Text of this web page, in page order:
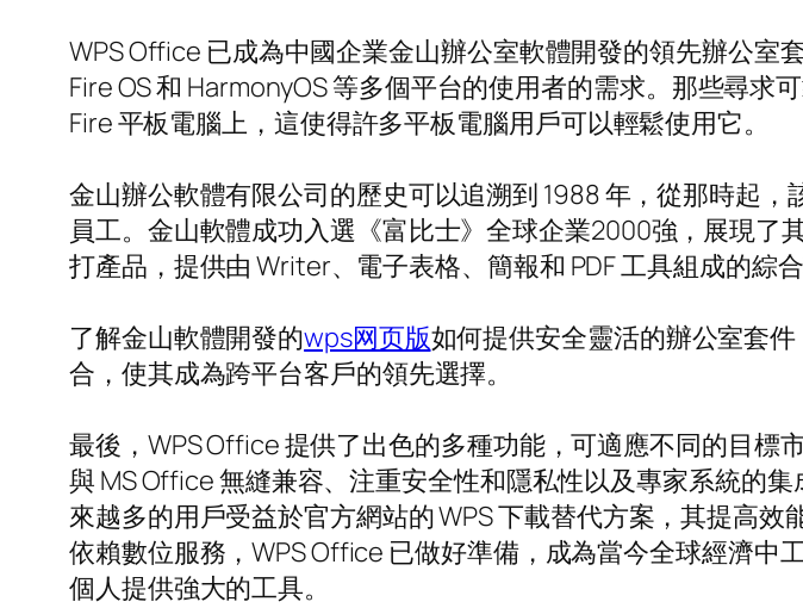
WPS Office 已成為中國企業金山辦公室軟體開發的領先辦公室
Fire OS 和 HarmonyOS 等多個平台的使用者的需求。那些尋
Fire 平板電腦上，這使得許多平板電腦用戶可以輕鬆使用它。
金山辦公軟體有限公司的歷史可以追溯到 1988 年，從那時起
員工。金山軟體成功入選《富比士》全球企業2000強，展現了
打產品，提供由 Writer、電子表格、簡報和 PDF 工具組成的綜
了解金山軟體開發的wps网页版如何提供安全靈活的辦公室套
合，使其成為跨平台客戶的領先選擇。
最後，WPS Office 提供了出色的多種功能，可適應不同的目
與 MS Office 無縫兼容、注重安全性和隱私性以及專家系統的
來越多的用戶受益於官方網站的 WPS 下載替代方案，其提高
依賴數位服務，WPS Office 已做好準備，成為當今全球經濟
個人提供強大的工具。